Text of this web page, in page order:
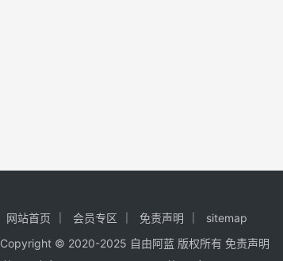
网站首页 会员专区 免责声明
sitemap
Copyright © 2020-2025 自由阿蓝 版权所有 免责声明